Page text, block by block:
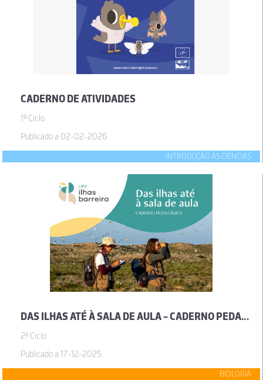
CADERNO DE ATIVIDADES
1º Ciclo
Publicado a 02-02-2026
INTRODUÇÃO ÀS CIÊNCIAS
DAS ILHAS ATÉ À SALA DE AULA - CADERNO PEDAGÓGICO PARA EXPLORAR AS ILHAS BARREIRA
2º Ciclo
Publicado a 17-12-2025
BIOLOGIA